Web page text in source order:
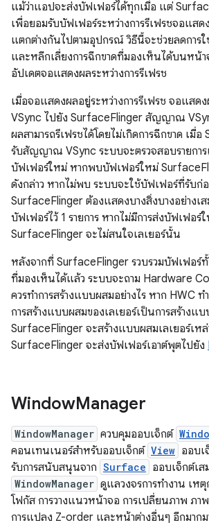
แม้ว่าแอปจะส่งบัฟเฟอร์ได้ทุกเมื่อ แต่
เพื่อยอมรับบัฟเฟอร์ระหว่างการรีเฟรชจอแสด
แตกต่างกันไปตามอุปกรณ์ วิธีนี้จะช่วยลดการใ
และหลีกเลี่ยงการฉีกขาดที่มองเห็นได้บนหน้า
อัปเดตจอแสดงผลระหว่างการรีเฟรช
เมื่อจอแสดงผลอยู่ระหว่างการรีเฟรช จอแส
VSync ไปยัง SurfaceFlinger สัญญาณ
ผลสามารถรีเฟรชได้โดยไม่เกิดการฉีกขาด เมื่
รับสัญญาณ VSync ระบบจะตรวจสอบรายการ
บัฟเฟอร์ใหม่ หากพบบัฟเฟอร์ใหม่
ดังกล่าว หากไม่พบ ระบบจะใช้บัฟเฟอร์ที่รับ
SurfaceFlinger ต้องแสดงบางสิ่งบางอย่างเ
บัฟเฟอร์ไว้ 1 รายการ หากไม่มีการส่งบัฟเฟอร์
SurfaceFlinger จะไม่สนใจเลเยอร์นั้น
หลังจากที่ SurfaceFlinger รวบรวมบัฟเฟอร์
ที่มองเห็นได้แล้ว ระบบจะถาม Hardware
ควรทำการสร้างแบบผสมอย่างไร หาก HWC ท
การสร้างแบบผสมของเลเยอร์เป็นการสร้างแ
SurfaceFlinger จะสร้างแบบผสมเลเยอร์เห
SurfaceFlinger จะส่งบัฟเฟอร์เอาต์พุตไปยัง
WindowManager
WindowManager ควบคุมออบเจ็กต์
คอนเทนเนอร์สำหรับออบเจ็กต์ View ออบ
รับการสนับสนุนจาก Surface ออบเจ็กต์เส
WindowManager ดูแลวงจรการทำงาน เ
โฟกัส การวางแนวหน้าจอ การเปลี่ยนภาพ ภ
การแปลง Z-order และหน้าต่างอื่นๆ อีกมากม